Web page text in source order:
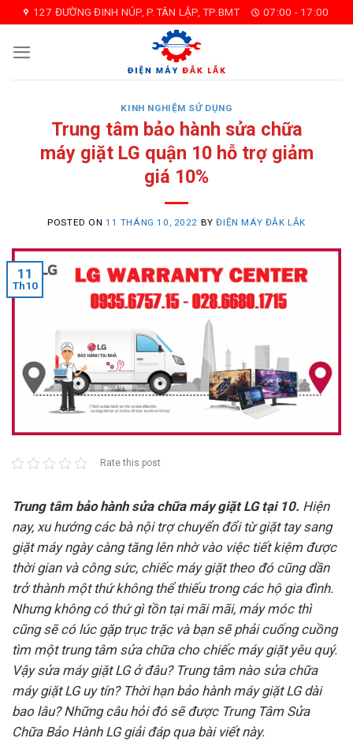
content
127 ĐƯỜNG ĐINH NÚP, P.TÂN LẬP, TP.BMT 07:00 - 17:00
KINH NGHIỆM SỬ DỤNG
Trung tâm bảo hành sửa chữa
máy giặt LG quận 10 hỗ trợ giảm
giá 10%
POSTED ON11 THÁNG 10, 2022 BYĐIỆN MÁY ĐẮK LẮK
11
Th10
Rate this post
Trung tâm bảo hành sửa chữa máy giặt LG tại 10. Hiện
nay, xu hướng các bà nội trợ chuyển đổi từ giặt tay sang
giặt máy ngày càng tăng lên nhờ vào việc tiết kiệm được
thời gian và công sức, chiếc máy giặt theo đó cũng dần
trở thành một thứ không thể thiếu trong các hộ gia đình.
Nhưng không có thứ gì tồn tại mãi mãi, máy móc thì
cũng sẽ có lúc gặp trục trặc và bạn sẽ phải cuống cuồng
tìm một trung tâm sửa chữa cho chiếc máy giặt yêu quý.
Vậy sửa máy giặt LG ở đâu? Trung tâm nào sửa chữa
máy giặt LG uy tín? Thời hạn bảo hành máy giặt LG dài
bao lâu? Những câu hỏi đó sẽ được Trung Tâm Sửa
Chữa Bảo Hành LG giải đáp qua bài viết này.